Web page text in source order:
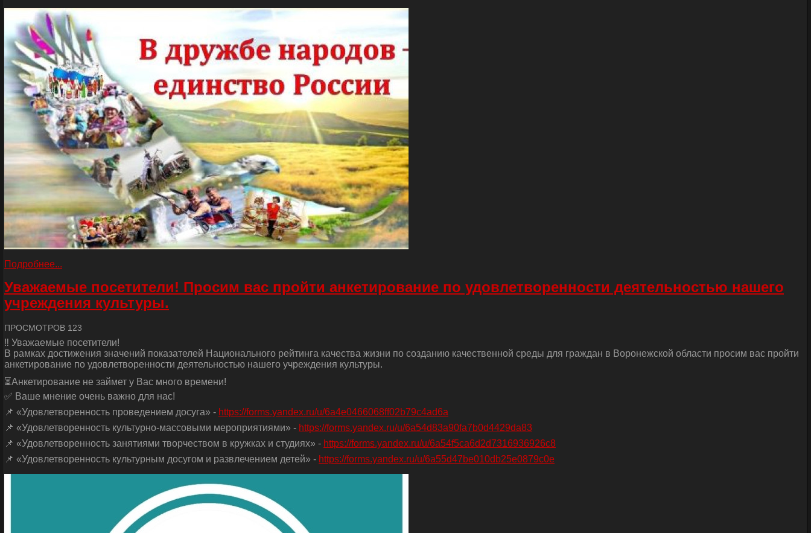
Подробнее...
Уважаемые посетители! Просим вас пройти анкетирование по удовлетворенности деятельностью нашего
учреждения культуры.
ПРОСМОТРОВ 123
‼ Уважаемые посетители!
В рамках достижения значений показателей Национального рейтинга качества жизни по созданию качественной среды для граждан в Воронежской области просим вас пройти
анкетирование по удовлетворенности деятельностью нашего учреждения культуры.
⏳Анкетирование не займет у Вас много времени!
✅ Ваше мнение очень важно для нас!
📌 «Удовлетворенность проведением досуга» - https://forms.yandex.ru/u/6a4e0466068ff02b79c4ad6a
📌 «Удовлетворенность культурно-массовыми мероприятиями» - https://forms.yandex.ru/u/6a54d83a90fa7b0d4429da83
📌 «Удовлетворенность занятиями творчеством в кружках и студиях» - https://forms.yandex.ru/u/6a54f5ca6d2d7316936926c8
📌 «Удовлетворенность культурным досугом и развлечением детей» - https://forms.yandex.ru/u/6a55d47be010db25e0879c0e